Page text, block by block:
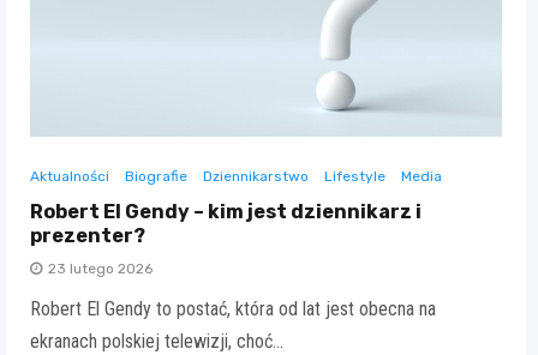
Aktualności Biografie Dziennikarstwo Lifestyle Media
Robert El Gendy – kim jest dziennikarz i
prezenter?
23 lutego 2026
Robert El Gendy to postać, która od lat jest obecna na
ekranach polskiej telewizji, choć…